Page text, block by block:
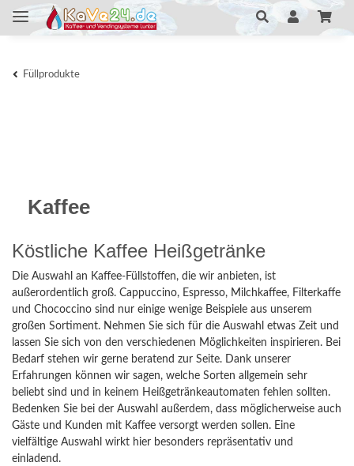
Füllprodukte
Kaffee
Köstliche Kaffee Heißgetränke
Die Auswahl an Kaffee-Füllstoffen, die wir anbieten, ist
außerordentlich groß. Cappuccino, Espresso, Milchkaffee, Filterkaffe
und Chococcino sind nur einige wenige Beispiele aus unserem
großen Sortiment. Nehmen Sie sich für die Auswahl etwas Zeit und
lassen Sie sich von den verschiedenen Möglichkeiten inspirieren. Bei
Bedarf stehen wir gerne beratend zur Seite. Dank unserer
Erfahrungen können wir sagen, welche Sorten allgemein sehr
beliebt sind und in keinem Heißgetränkeautomaten fehlen sollten.
Bedenken Sie bei der Auswahl außerdem, dass möglicherweise auch
Gäste und Kunden mit Kaffee versorgt werden sollen. Eine
vielfältige Auswahl wirkt hier besonders repräsentativ und
einladend.